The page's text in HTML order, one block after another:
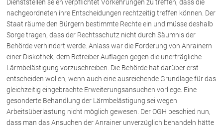
Die Österreichischen Rechtsanwälte
Anwälte
Dr. Stefan Müller
Dr. Petra Piccolruaz
Mag. Patrick Piccolruaz
Dr. Roland Piccolruaz †
Mag. Raphaela Klotz
Dienststellen seien verpflichtet Vorkehrungen zu treffen, dass die
nachgeordneten ihre Entscheidungen rechtzeitig treffen können. Der
Staat räume den Bürgern bestimmte Rechte ein und müsse deshalb
Sorge tragen, dass der Rechtsschutz nicht durch Säumnis der
Behörde verhindert werde. Anlass war die Forderung von Anrainern
einer Diskothek, dem Betreiber Auflagen gegen die unerträgliche
Lärmbelästigung vorzuschreiben. Die Behörde hat darüber erst
entscheiden wollen, wenn auch eine ausreichende Grundlage für das
gleichzeitig eingebrachte Erweiterungsansuchen vorliege. Eine
gesonderte Behandlung der Lärmbelästigung sei wegen
Arbeitsüberlastung nicht möglich gewesen. Der OGH beschied nun,
dass man das Ansuchen der Anrainer unverzüglich behandeln hätte